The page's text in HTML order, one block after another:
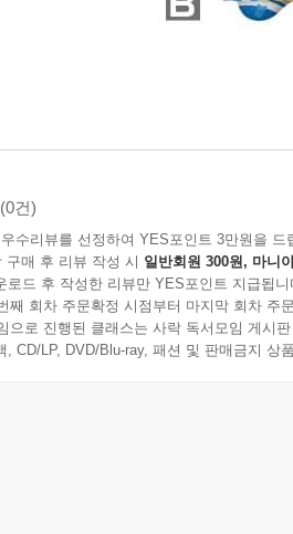
(0건)
수리뷰를 선정하여 YES포인트 3만원을 드
구매 후 리뷰 작성 시 일반회원 300원, 마니
로드 후 작성한 리뷰만 YES포인트 지급됩니
째 회차 주문확정 시점부터 마지막 회차 주
으로 진행된 클래스는 사락 독서모임 게시
, CD/LP, DVD/Blu-ray, 패션 및 판매금지 상